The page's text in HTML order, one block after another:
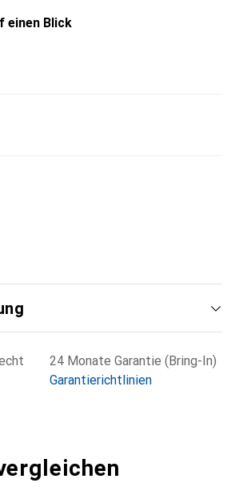
einen Blick
24 Monate Garantie (Bring-In)
Garantierichtlinien